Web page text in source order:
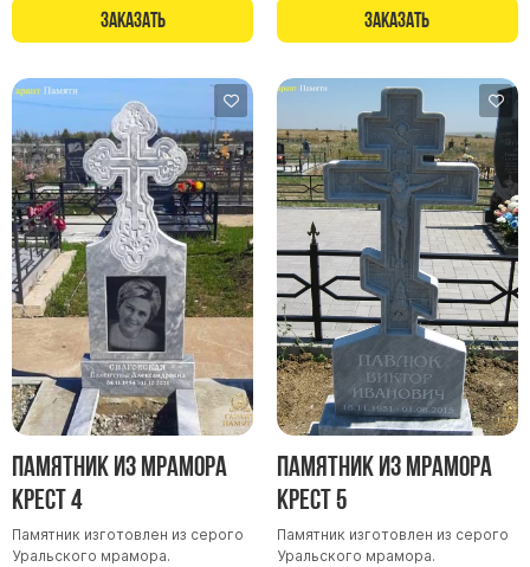
Памятники в форме волны
Памятники ростовые
Памятники в форме скалы
Памятник Родителям
Флагштоки
Мемориальные доски
Буквы из латуни
Цоколь из гранита
Ограды из гранита
Ограды из чугуна
Столбы для ограды чугун
Ограды металл
Столы и лавки
Заказать Заказать
Памятник из мрамора
Крест 4
Памятник изготовлен из серого
Уральского мрамора.
Памятник из мрамора
Крест 5
Памятник изготовлен из серого
Уральского мрамора.